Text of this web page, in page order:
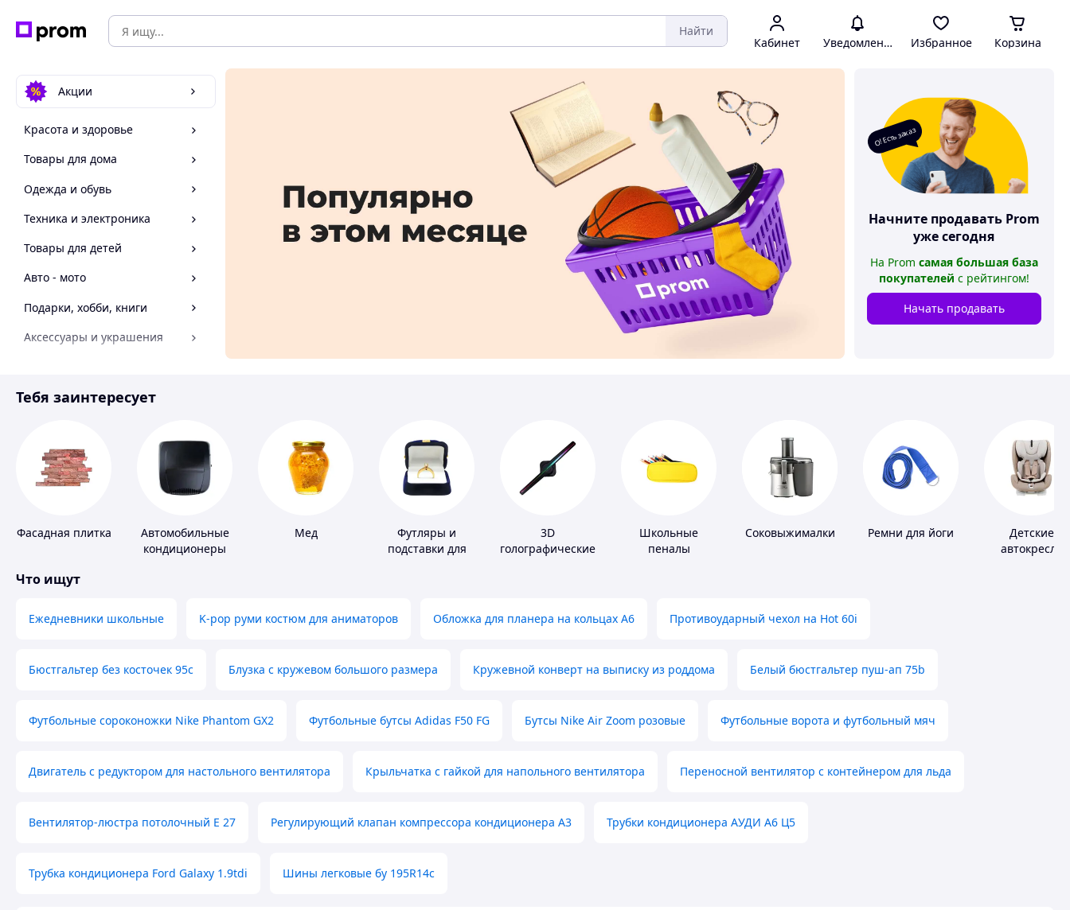
Найти
Кабинет Уведомления Избранное Корзина
Акции
Красота и здоровье
Товары для дома
Одежда и обувь
Техника и электроника
Товары для детей
Авто - мото
Подарки, хобби, книги
Аксессуары и украшения
Спорт и отдых
О! Есть заказ
Начните продавать Prom
уже сегодня
На Prom самая большая база
покупателей с рейтингом!
Начать продавать
Тебя заинтересует
Фасадная плитка
Автомобильные
кондиционеры
Мед
Футляры и
подставки для
3D
голографические
Школьные
пеналы
Соковыжималки Ремни для йоги
Детские
автокресла
Что ищут
Ежедневники школьные K-pop руми костюм для аниматоров Обложка для планера на кольцах А6 Противоударный чехол на Hot 60i
Бюстгальтер без косточек 95с Блузка с кружевом большого размера Кружевной конверт на выписку из роддома Белый бюстгальтер пуш-ап 75b
Футбольные сороконожки Nike Phantom GX2 Футбольные бутсы Adidas F50 FG Бутсы Nike Air Zoom розовые Футбольные ворота и футбольный мяч
Двигатель с редуктором для настольного вентилятора Крыльчатка с гайкой для напольного вентилятора Переносной вентилятор с контейнером для льда
Вентилятор-люстра потолочный E 27 Регулирующий клапан компрессора кондиционера А3 Трубки кондиционера АУДИ А6 Ц5
Трубка кондиционера Ford Galaxy 1.9tdi Шины легковые бу 195R14c